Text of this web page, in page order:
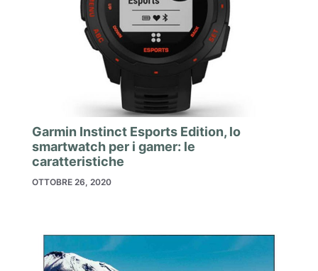
Garmin Instinct Esports Edition, lo
smartwatch per i gamer: le
caratteristiche
OTTOBRE 26, 2020